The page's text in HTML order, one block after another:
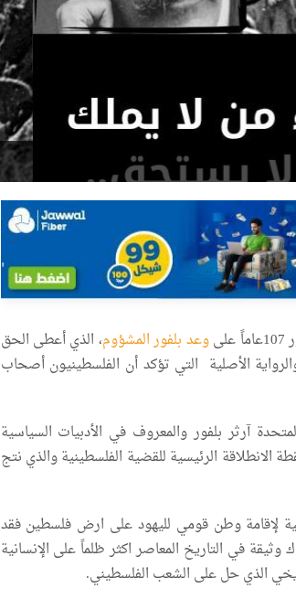
وعد بلفور المشؤوم، الذي أعطى الحق
الأصلية التي تؤكد أن الفلسطينيون أصحاب
آرثر بلفور والمعروف في الأدبيات السياسية
الانطلاقة الرئيسية للقضية الفلسطينية والذي نتج
لإقامة وطن قومي لليهود على ارض فلسطين فقد
في التاريخ المعاصر اكثر ظلماً على الإنسانية
الذي حل على الشعب الفلسطيني.